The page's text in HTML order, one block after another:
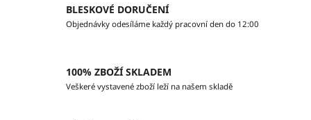
BLESKOVÉ DORUČENÍ
Objednávky odesíláme každý pracovní den do 12:00
100% ZBOŽÍ SKLADEM
Veškeré vystavené zboží leží na našem skladě